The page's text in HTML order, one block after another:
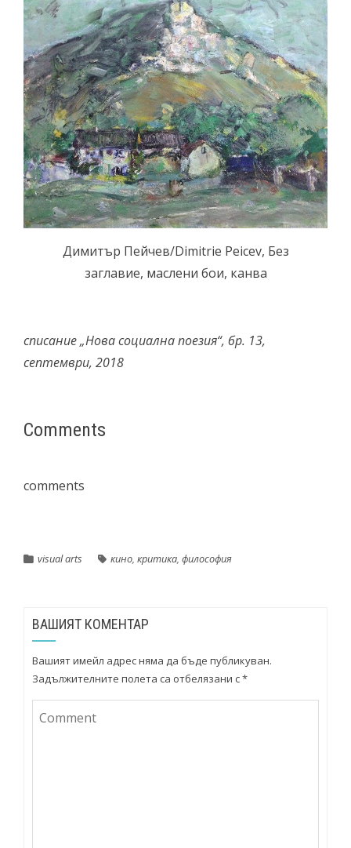
Димитър Пейчев/Dimitrie Peicev, Без
заглавие, маслени бои, канва
списание „Нова социална поезия“, бр. 13,
септември, 2018
Comments
comments
visual arts кино, критика, философия
ВАШИЯТ КОМЕНТАР
Вашият имейл адрес няма да бъде публикуван.
Задължителните полета са отбелязани с*